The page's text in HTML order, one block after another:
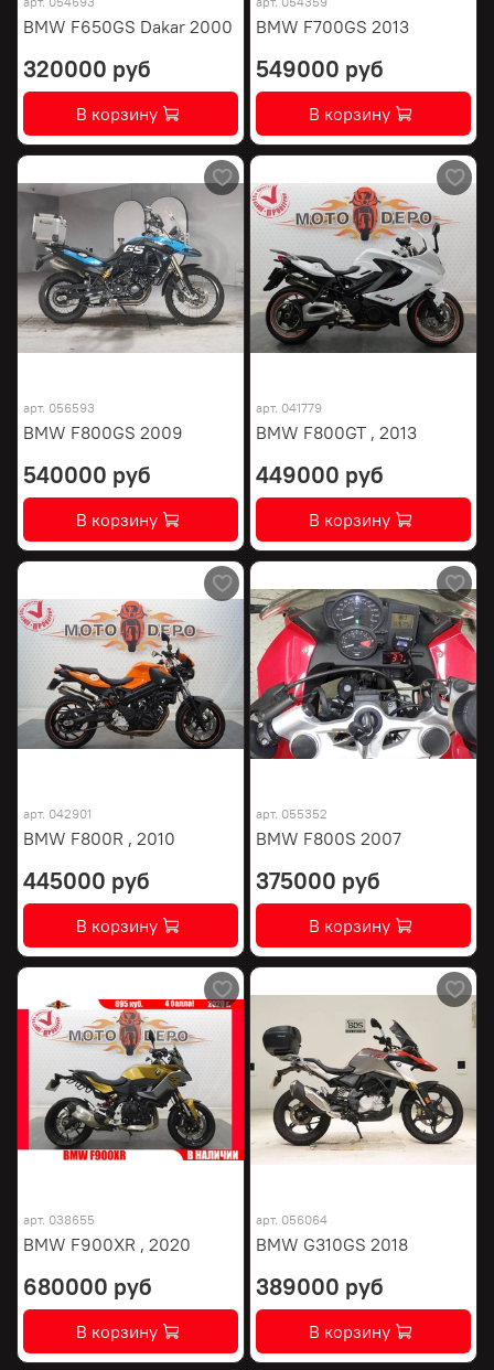
BMW F650GS Dakar 2000
320000 руб
В корзину
BMW F700GS 2013
549000 руб
В корзину
арт. 056593
BMW F800GS 2009
540000 руб
В корзину
арт. 041779
BMW F800GT , 2013
449000 руб
В корзину
арт. 042901
BMW F800R , 2010
445000 руб
В корзину
арт. 055352
BMW F800S 2007
375000 руб
В корзину
арт. 038655
BMW F900XR , 2020
680000 руб
В корзину
арт. 056064
BMW G310GS 2018
389000 руб
В корзину